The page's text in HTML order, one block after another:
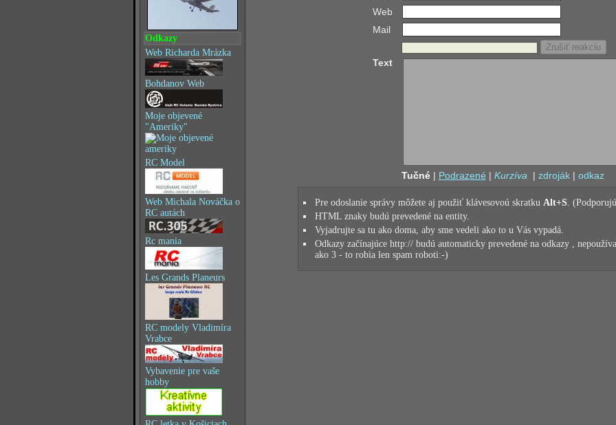
Odkazy
Web Richarda Mrázka
Bohdanov Web
Moje objevené
"Ameriky"
RC Model
Web Michala Nováčka o
RC autách
Rc mania
Les Grands Planeurs
RC modely Vladimíra
Vrabce
Vybavenie pre vaše
hobby
Web
Mail
Text
Tučné| Podrazené | Kurzíva | zdroják| odkaz
Pre odoslanie správy môžete aj použiť klávesovoú skratku Alt+S .
HTML znaky budú prevedené na entity.
Vyjadrujte sa tu ako doma, aby sme vedeli ako to u Vás vypadá.
Odkazy začínajúce http:// budú automaticky prevedené na odkazy ,
ako 3 - to robia len spam roboti:-)